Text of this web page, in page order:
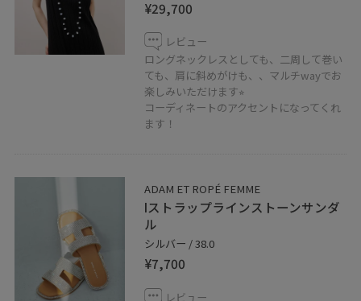
¥29,700
レビュー
ロングネックレスとしても、二周して巻い
ても、肩に斜めがけも、、マルチwayでお
楽しみいただけます⭐︎
コーディネートのアクセントになってくれ
ます！
ADAM ET ROPÉ FEMME
Iストラップラインストーンサンダ
ル
シルバー / 38.0
¥7,700
レビュー